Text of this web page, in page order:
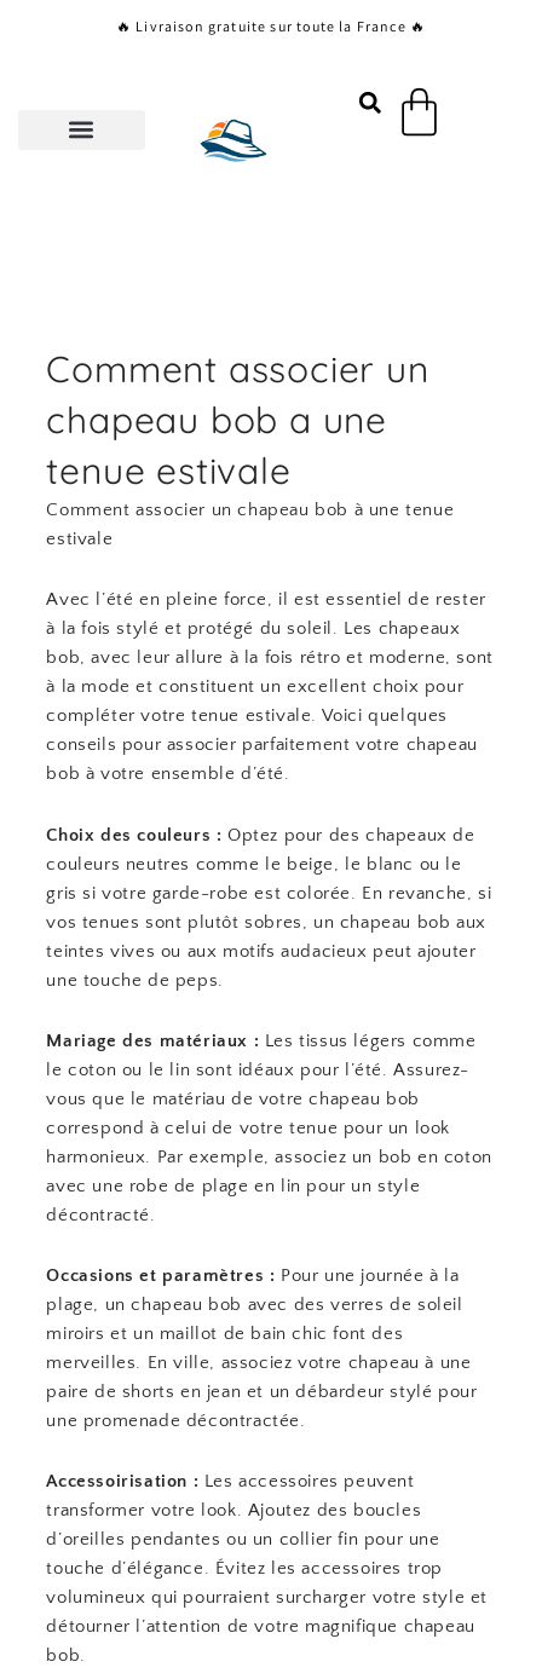
🔥 Livraison gratuite sur toute la France 🔥
Panier
Comment associer un
chapeau bob a une
tenue estivale
Comment associer un chapeau bob à une tenue
estivale
Avec l’été en pleine force, il est essentiel de rester
à la fois stylé et protégé du soleil. Les chapeaux
bob, avec leur allure à la fois rétro et moderne, sont
à la mode et constituent un excellent choix pour
compléter votre tenue estivale. Voici quelques
conseils pour associer parfaitement votre chapeau
bob à votre ensemble d’été.
Choix des couleurs : Optez pour des chapeaux de
couleurs neutres comme le beige, le blanc ou le
gris si votre garde-robe est colorée. En revanche, si
vos tenues sont plutôt sobres, un chapeau bob aux
teintes vives ou aux motifs audacieux peut ajouter
une touche de peps.
Mariage des matériaux : Les tissus légers comme
le coton ou le lin sont idéaux pour l’été. Assurez-
vous que le matériau de votre chapeau bob
correspond à celui de votre tenue pour un look
harmonieux. Par exemple, associez un bob en coton
avec une robe de plage en lin pour un style
décontracté.
Occasions et paramètres : Pour une journée à la
plage, un chapeau bob avec des verres de soleil
miroirs et un maillot de bain chic font des
merveilles. En ville, associez votre chapeau à une
paire de shorts en jean et un débardeur stylé pour
une promenade décontractée.
Accessoirisation : Les accessoires peuvent
transformer votre look. Ajoutez des boucles
d’oreilles pendantes ou un collier fin pour une
touche d’élégance. Évitez les accessoires trop
volumineux qui pourraient surcharger votre style et
détourner l’attention de votre magnifique chapeau
bob.